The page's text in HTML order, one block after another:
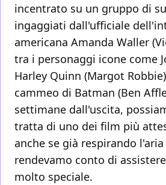
incentrato su un gruppo di
ingaggiati dall'ufficiale
americana Amanda Waller
tra i personaggi icone come
Harley Quinn (Margot
cammeo di Batman (Ben
settimane dall'uscita,
tratta di uno dei film più
anche se già respirando
rendevamo conto di
molto speciale.